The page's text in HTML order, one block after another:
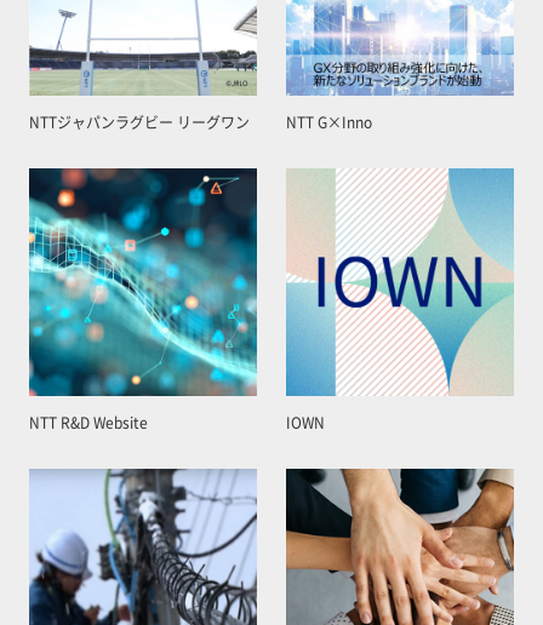
NTTジャパンラグビー リーグワン NTT G×Inno
NTT R&D Website IOWN